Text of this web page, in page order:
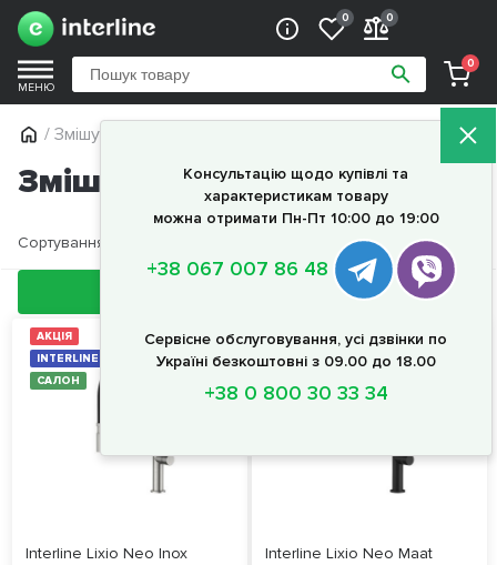
0 0
МЕНЮ
0
/ Змішувачі
Змішувачі
Сортування
АКЦІЯ
INTERLINE COLLECTION
САЛОН
Interline Lixio Neo Inox
АКЦІЯ
INTERLINE COLLECTION
Interline Lixio Neo Maat
Консультацію щодо купівлі та
характеристикам товару
можна отримати Пн-Пт 10:00 до 19:00
+38 067 007 86 48
Сервісне обслуговування, усі дзвінки по
Україні безкоштовні з 09.00 до 18.00
+38 0 800 30 33 34